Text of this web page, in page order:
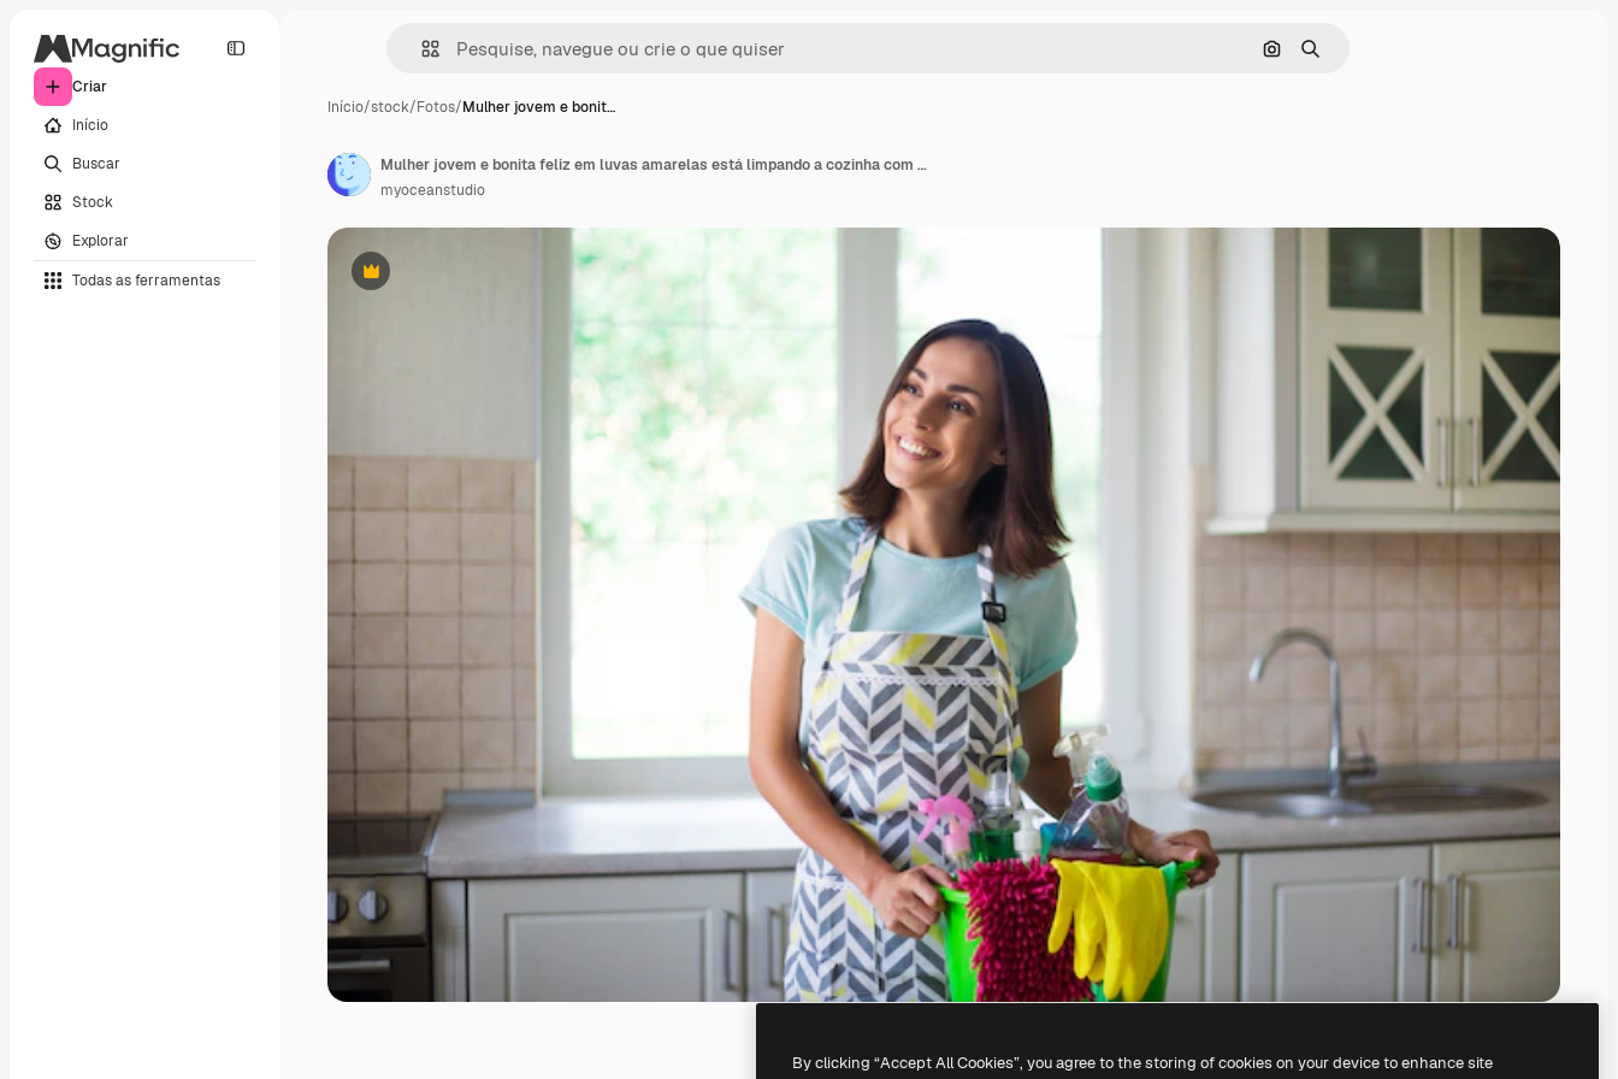
Criar
Início
Buscar
Stock
Explorar
Todas as ferramentas
Pesquisar por imagem
Buscar
Início/stock/Fotos/Mulher jovem e bonit…
Premium
Mulher jovem e bonita feliz em luvas amarelas está limpando a cozinha com equipamento especial e spray
myoceanstudio
By clicking “Accept All Cookies”, you agree to the storing of cookies on your device to enhance site